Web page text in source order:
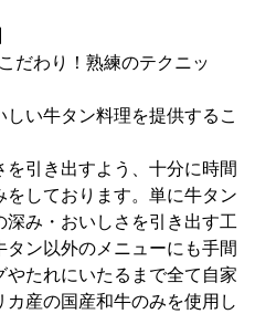
だわり！熟練のテクニッ
い牛タン料理を提供するこ
引き出すよう、十分に時間
しております。単に牛タン
み・おいしさを引き出す工
ン以外のメニューにも手間
たれにいたるまで全て自家
産の国産和牛のみを使用し